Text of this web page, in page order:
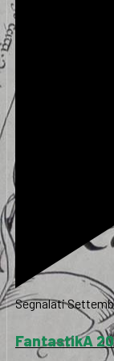
Segnalati
FantastikA